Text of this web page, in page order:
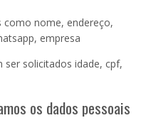
como nome, endereço,
empresa
ser solicitados idade, cpf,
os dados pessoais